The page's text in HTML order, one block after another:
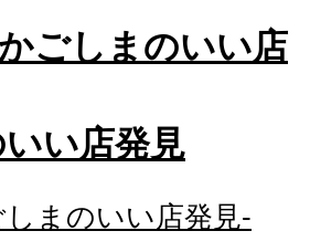
い店発見
まのいい店発見-